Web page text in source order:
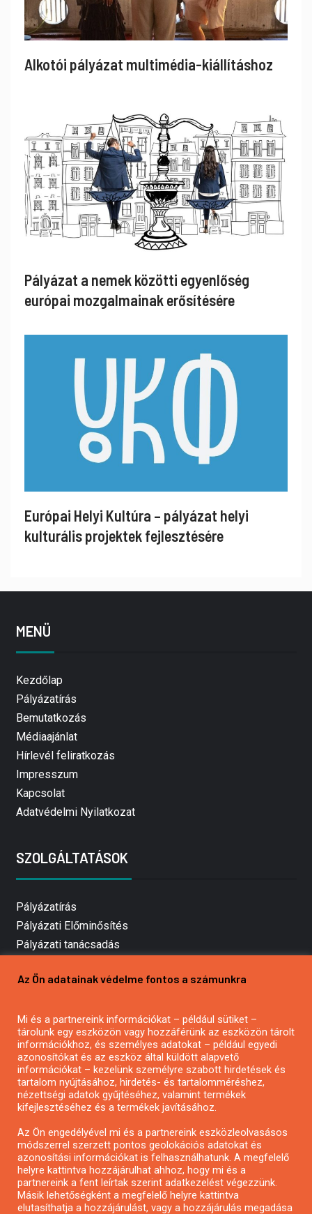
Alkotói pályázat multimédia-kiállításhoz
Pályázat a nemek közötti egyenlőség
európai mozgalmainak erősítésére
Európai Helyi Kultúra – pályázat helyi
kulturális projektek fejlesztésére
MENÜ
Kezdőlap
Pályázatírás
Bemutatkozás
Médiaajánlat
Hírlevél feliratkozás
Impresszum
Kapcsolat
Adatvédelmi Nyilatkozat
SZOLGÁLTATÁSOK
Pályázatírás
Pályázati Előminősítés
Pályázati tanácsadás
Mezőgazdasági pályázatírás
Pályázatírás civil szervezeteknek
Pályázatírás önkormányzatoknak
Pályázatfigyelés
Specifikus pályázatfigyelés vagy hírlevél
Pályázatok magánszemélyeknek
Pályázatok civil szervezeteknek
Pályázatok vállalkozásoknak
Az Ön adatainak védelme fontos a számunkra
Mi és a partnereink információkat – például sütiket –
tárolunk egy eszközön vagy hozzáférünk az eszközön tárolt
információkhoz, és személyes adatokat – például egyedi
azonosítókat és az eszköz által küldött alapvető
információkat – kezelünk személyre szabott hirdetések és
tartalom nyújtásához, hirdetés- és tartalomméréshez,
nézettségi adatok gyűjtéséhez, valamint termékek
kifejlesztéséhez és a termékek javításához.
Az Ön engedélyével mi és a partnereink eszközleolvasásos
módszerrel szerzett pontos geolokációs adatokat és
azonosítási információkat is felhasználhatunk. A megfelelő
helyre kattintva hozzájárulhat ahhoz, hogy mi és a
partnereink a fent leírtak szerint adatkezelést végezzünk.
Másik lehetőségként a megfelelő helyre kattintva
elutasíthatja a hozzájárulást, vagy a hozzájárulás megadása